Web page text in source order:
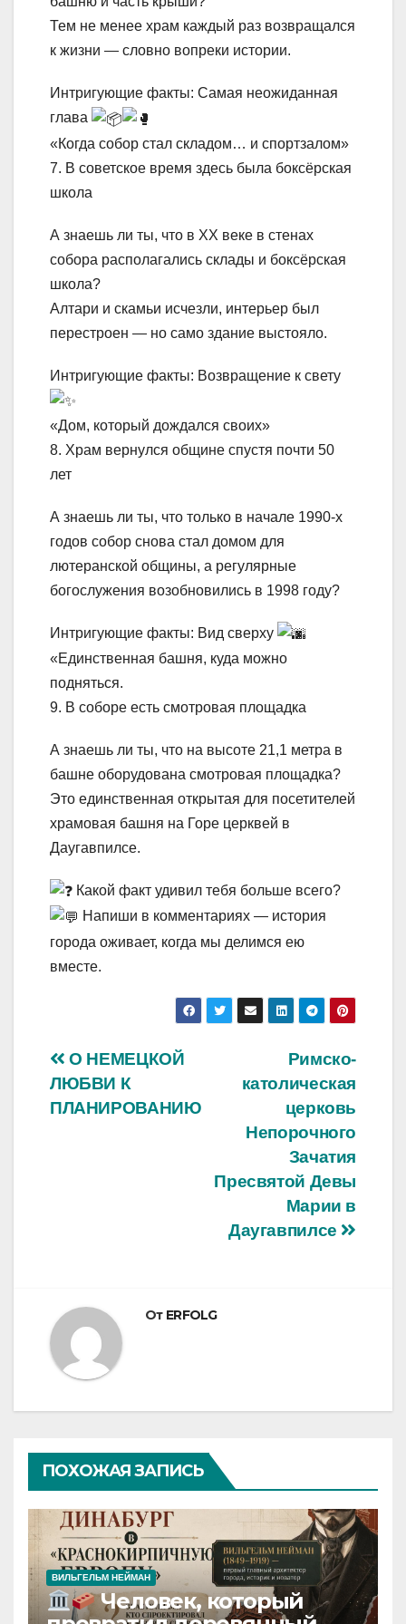
Тем не менее храм каждый раз возвращался
к жизни — словно вопреки истории.
Интригующие факты: Самая неожиданная
глава
«Когда собор стал складом… и спортзалом»
7. В советское время здесь была боксёрская
школа
А знаешь ли ты, что в XX веке в стенах
собора располагались склады и боксёрская
школа?
Алтари и скамьи исчезли, интерьер был
перестроен — но само здание выстояло.
Интригующие факты: Возвращение к свету
«Дом, который дождался своих»
8. Храм вернулся общине спустя почти 50
лет
А знаешь ли ты, что только в начале 1990-х
годов собор снова стал домом для
лютеранской общины, а регулярные
богослужения возобновились в 1998 году?
Интригующие факты: Вид сверху
«Единственная башня, куда можно
подняться.
9. В соборе есть смотровая площадка
А знаешь ли ты, что на высоте 21,1 метра в
башне оборудована смотровая площадка?
Это единственная открытая для посетителей
храмовая башня на Горе церквей в
Даугавпилсе.
Какой факт удивил тебя больше всего?
Напиши в комментариях — история
города оживает, когда мы делимся ею
вместе.
Навигация
по
Римско-
католическая
церковь
Непорочного
Зачатия
Пресвятой Девы
Марии в
Даугавпилсе
О НЕМЕЦКОЙ
ЛЮБВИ К
ПЛАНИРОВАНИЮ
От ERFOLG
ПОХОЖАЯ ЗАПИСЬ
ВИЛЬГЕЛЬМ НЕЙМАН
Человек, который